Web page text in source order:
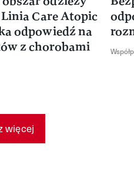
Care Atopic
odpowiedź na
z chorobami
więcej